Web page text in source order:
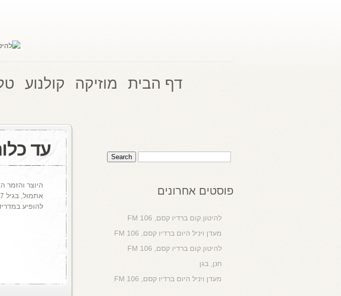
דף הבית מוזיקה קולנוע
עד
היוצר והזמר
להופיע
פוסטים אחרונים
להיטון.קום ברדיו קסם, 106 FM
מעדן ויניל היום ברדיו קסם, 106 FM
להיטון.קום ברדיו קסם, 106 FM
חנן, בגן
מעדן ויניל היום ברדיו קסם, 106 FM